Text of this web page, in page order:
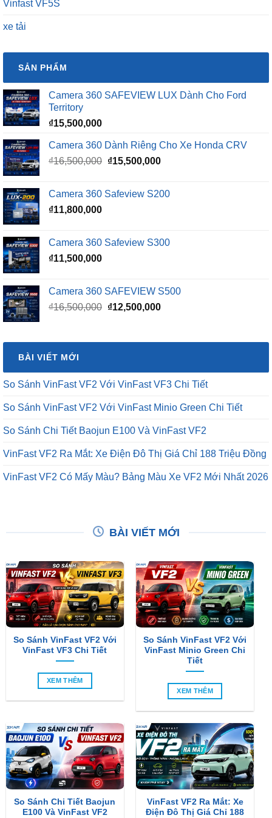
Vinfast VF5S
xe tải
SẢN PHẨM
Camera 360 SAFEVIEW LUX Dành Cho Ford
Territory
₫15,500,000
Camera 360 Dành Riêng Cho Xe Honda CRV
₫16,500,000 Giá
₫16,500,000.
₫15,500,000Giá
là:
Camera 360 Safeview S200
₫11,800,000
Camera 360 Safeview S300
₫11,500,000
Camera 360 SAFEVIEW S500
₫16,500,000 Giá
₫16,500,000.
₫12,500,000Giá
là:
BÀI VIẾT MỚI
So Sánh VinFast VF2 Với VinFast VF3 Chi Tiết
So Sánh VinFast VF2 Với VinFast Minio Green Chi Tiết
So Sánh Chi Tiết Baojun E100 Và VinFast VF2
VinFast VF2 Ra Mắt: Xe Điện Đô Thị Giá Chỉ 188 Triệu Đồng
VinFast VF2 Có Mấy Màu? Bảng Màu Xe VF2 Mới Nhất 2026
BÀI VIẾT MỚI
So Sánh VinFast VF2 Với
VinFast VF3 Chi Tiết
XEM THÊM
So Sánh VinFast VF2 Với
VinFast Minio Green Chi
Tiết
XEM THÊM
So Sánh Chi Tiết Baojun
E100 Và VinFast VF2
VinFast VF2 Ra Mắt: Xe
Điện Đô Thị Giá Chỉ 188